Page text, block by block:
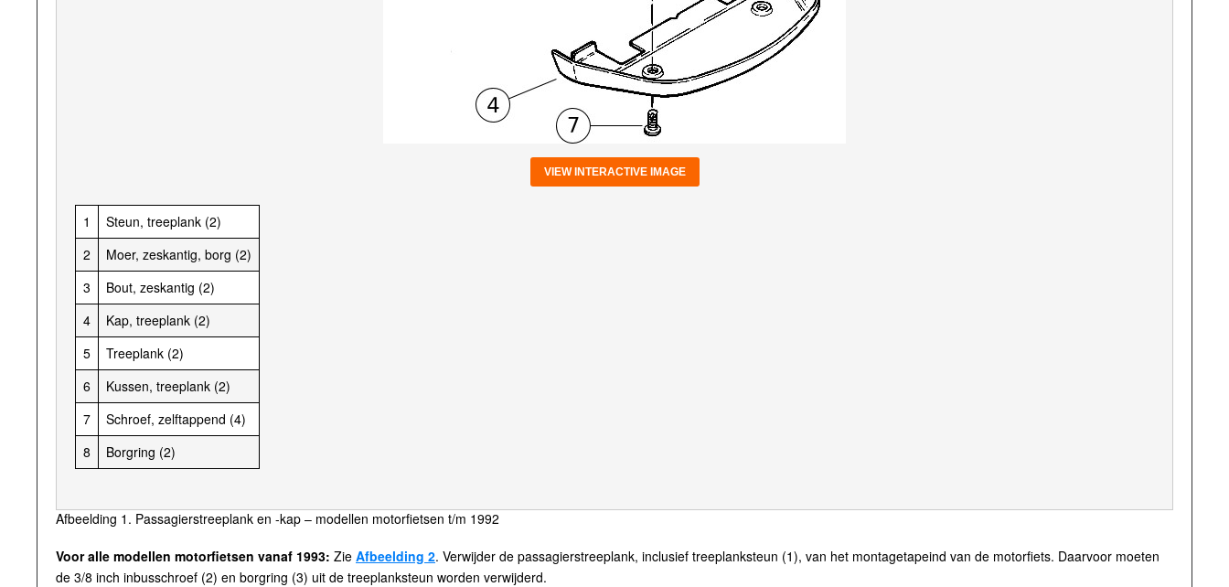
VIEW INTERACTIVE IMAGE
1
Steun, treeplank (2)
2
Moer, zeskantig, borg (2)
3
Bout, zeskantig (2)
4
Kap, treeplank (2)
5
Treeplank (2)
6
Kussen, treeplank (2)
7
Schroef, zelftappend (4)
8
Borgring (2)
Afbeelding 1. Passagierstreeplank en -kap – modellen motorfietsen t/m 1992
Voor alle modellen motorfietsen vanaf 1993: Zie Afbeelding 2. Verwijder de passagierstreeplank, inclusief treeplanksteun (1), van het montagetapeind van de motorfiets. Daarvoor moeten
de 3/8 inch inbusschroef (2) en borgring (3) uit de treeplanksteun worden verwijderd.